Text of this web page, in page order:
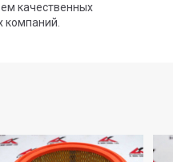
качественных